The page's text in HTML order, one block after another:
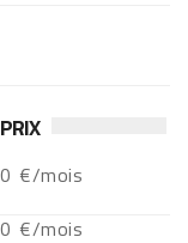
PRIX
0 €/mois
0 €/mois